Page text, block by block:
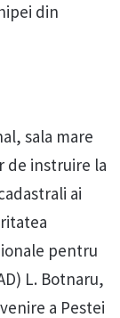
din
sala mare
de instruire la
ai
pentru
L. Botnaru,
a Pestei